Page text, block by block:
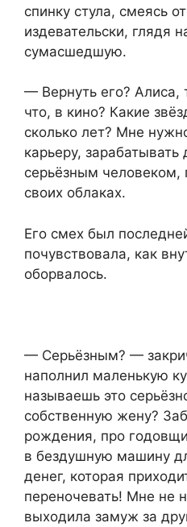
спинку стула, смеясь
издевательски, глядя
сумасшедшую.
— Вернуть его?
что, в кино? Какие
сколько лет? Мне
карьеру, зарабатывать
серьёзным человеком,
своих облаках.
Его смех был
почувствовала, как
оборвалось.
— Серьёзным? —
наполнил маленькую
называешь это
собственную жену?
рождения, про
в бездушную машину
денег, которая
переночевать! Мне не
выходила замуж за